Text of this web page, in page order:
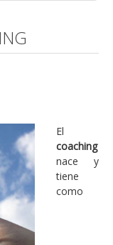
de
de la
El
coaching
nace y
tiene
como